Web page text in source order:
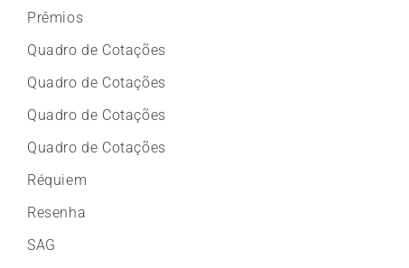
Prêmios
Quadro de Cotações
Quadro de Cotações
Quadro de Cotações
Quadro de Cotações
Réquiem
Resenha
SAG